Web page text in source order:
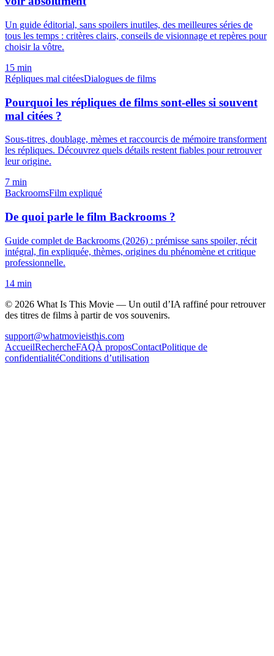
Un guide éditorial, sans spoilers inutiles, des meilleures séries de
tous les temps : critères clairs, conseils de visionnage et repères pour
choisir la vôtre.
15 min
Répliques mal citéesDialogues de films
Pourquoi les répliques de films sont-elles si souvent
mal citées ?
Sous-titres, doublage, mèmes et raccourcis de mémoire transforment
les répliques. Découvrez quels détails restent fiables pour retrouver
leur origine.
7 min
BackroomsFilm expliqué
De quoi parle le film Backrooms ?
Guide complet de Backrooms (2026) : prémisse sans spoiler, récit
intégral, fin expliquée, thèmes, origines du phénomène et critique
professionnelle.
14 min
© 2026 What Is This Movie — Un outil d’IA raffiné pour retrouver
des titres de films à partir de vos souvenirs.
support@whatmovieisthis.com
AccueilRechercheFAQÀ proposContactPolitique de
confidentialitéConditions d’utilisation